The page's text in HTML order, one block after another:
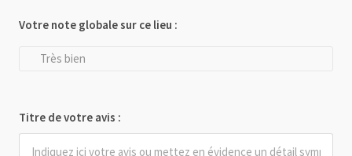
Votre note globale sur ce lieu :
Très bien
Titre de votre avis :